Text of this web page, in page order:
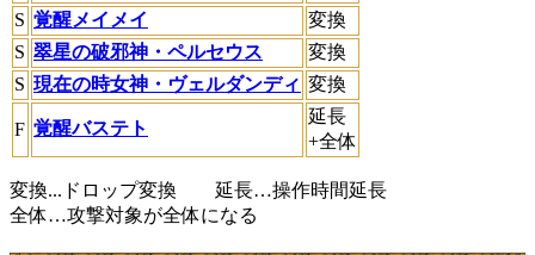
S 覚醒メイメイ
変換
S 翠星の破邪神・ペルセウス
変換
S 現在の時女神・ヴェルダンディ 変換
F 覚醒バステト
延長
+全体
変換...ドロップ変換 延長…操作時間延長
全体…攻撃対象が全体になる